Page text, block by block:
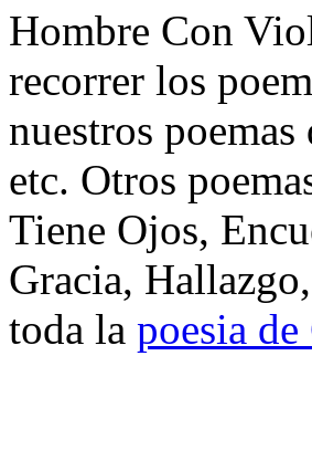
Hombre Con
recorrer los
nuestros
etc. Otros
Tiene Ojos,
Gracia,
toda la poesia